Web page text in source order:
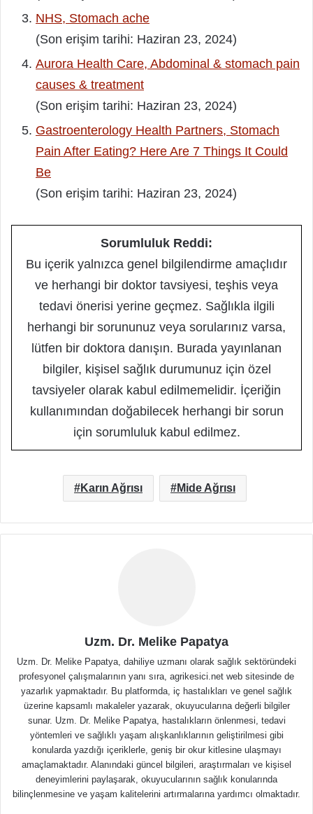
NHS, Stomach ache
(Son erişim tarihi: Haziran 23, 2024)
Aurora Health Care, Abdominal & stomach pain
causes & treatment
(Son erişim tarihi: Haziran 23, 2024)
Gastroenterology Health Partners, Stomach
Pain After Eating? Here Are 7 Things It Could
Be
(Son erişim tarihi: Haziran 23, 2024)
Sorumluluk Reddi:
Bu içerik yalnızca genel bilgilendirme amaçlıdır
ve herhangi bir doktor tavsiyesi, teşhis veya
tedavi önerisi yerine geçmez. Sağlıkla ilgili
herhangi bir sorununuz veya sorularınız varsa,
lütfen bir doktora danışın. Burada yayınlanan
bilgiler, kişisel sağlık durumunuz için özel
tavsiyeler olarak kabul edilmemelidir. İçeriğin
kullanımından doğabilecek herhangi bir sorun
için sorumluluk kabul edilmez.
Karın Ağrısı Mide Ağrısı
Uzm. Dr. Melike Papatya
Uzm. Dr. Melike Papatya, dahiliye uzmanı olarak sağlık sektöründeki
profesyonel çalışmalarının yanı sıra, agrikesici.net web sitesinde de
yazarlık yapmaktadır. Bu platformda, iç hastalıkları ve genel sağlık
üzerine kapsamlı makaleler yazarak, okuyucularına değerli bilgiler
sunar. Uzm. Dr. Melike Papatya, hastalıkların önlenmesi, tedavi
yöntemleri ve sağlıklı yaşam alışkanlıklarının geliştirilmesi gibi
konularda yazdığı içeriklerle, geniş bir okur kitlesine ulaşmayı
amaçlamaktadır. Alanındaki güncel bilgileri, araştırmaları ve kişisel
deneyimlerini paylaşarak, okuyucularının sağlık konularında
bilinçlenmesine ve yaşam kalitelerini artırmalarına yardımcı olmaktadır.